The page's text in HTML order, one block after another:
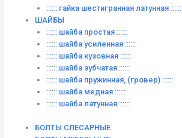
:::::: гайка шестигранная латунная ::::::
ШАЙБЫ
:::::: шайба простая ::::::
:::::: шайба усиленная ::::::
:::::: шайба кузовная ::::::
:::::: шайба зубчатая ::::::
:::::: шайба пружинная, (гровер) ::::::
:::::: шайба медная ::::::
:::::: шайба латунная ::::::
БОЛТЫ СЛЕСАРНЫЕ